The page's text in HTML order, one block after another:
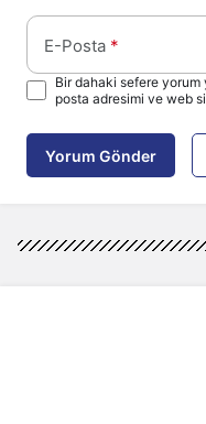
E-Posta *
Bir dahaki sefere yorum
posta adresimi ve web
Yorum Gönder